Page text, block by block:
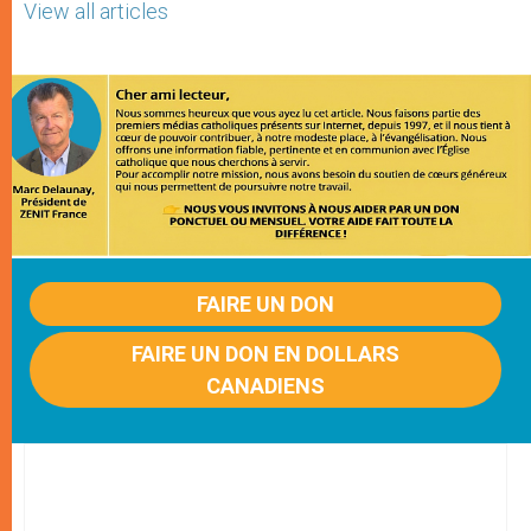
View all articles
FAIRE UN DON
FAIRE UN DON EN DOLLARS
CANADIENS